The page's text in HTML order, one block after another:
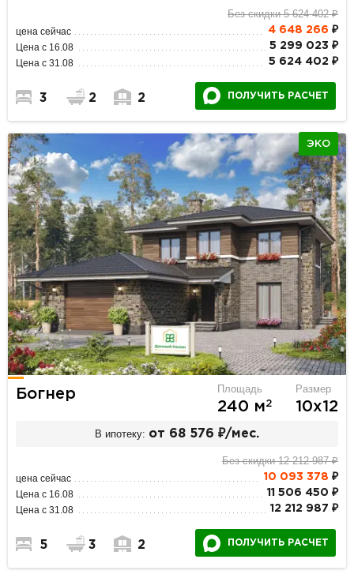
Без скидки 5 624 402 ₽
цена сейчас 4 648 266 ₽
Цена с 16.08 5 299 023 ₽
Цена с 31.08 5 624 402 ₽
3 2 2 ПОЛУЧИТЬ РАСЧЕТ
ЭКО
Богнер Площадь
240 м2
Размер
10х12
В ипотеку: от 68 576 ₽/мес.
Без скидки 12 212 987 ₽
цена сейчас 10 093 378 ₽
Цена с 16.08 11 506 450 ₽
Цена с 31.08 12 212 987 ₽
5 3 2 ПОЛУЧИТЬ РАСЧЕТ